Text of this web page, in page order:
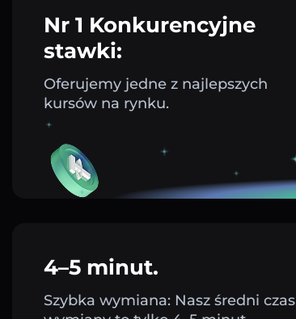
Nr 1 Konkurencyjne
stawki:
Oferujemy jedne z najlepszych
kursów na rynku.
4–5 minut.
Szybka wymiana: Nasz średni czas